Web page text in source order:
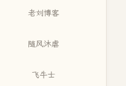
老刘博客
随风沐虐
飞牛士